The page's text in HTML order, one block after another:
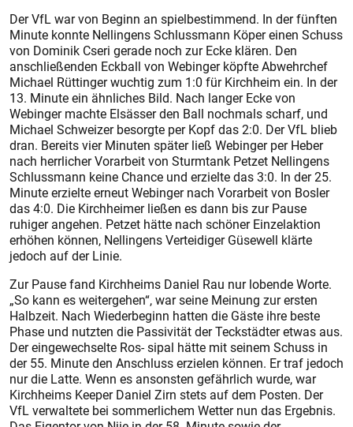
Der VfL war von Beginn an spielbestimmend. In der fünften
Minute konnte Nellingens Schlussmann Köper einen Schuss
von Dominik Cseri gerade noch zur Ecke klären. Den
anschließenden Eckball von Webinger köpfte Abwehrchef
Michael Rüttinger wuchtig zum 1:0 für Kirchheim ein. In der
13. Minute ein ähnliches Bild. Nach langer Ecke von
Webinger machte Elsässer den Ball nochmals scharf, und
Michael Schweizer besorgte per Kopf das 2:0. Der VfL blieb
dran. Bereits vier Minuten später ließ Webinger per Heber
nach herrlicher Vorarbeit von Sturmtank Petzet Nellingens
Schlussmann keine Chance und erzielte das 3:0. In der 25.
Minute erzielte erneut Webinger nach Vorarbeit von Bosler
das 4:0. Die Kirchheimer ließen es dann bis zur Pause
ruhiger angehen. Petzet hätte nach schöner Einzelaktion
erhöhen können, Nellingens Verteidiger Güsewell klärte
jedoch auf der Linie.
Zur Pause fand Kirchheims Daniel Rau nur lobende Worte.
„So kann es weitergehen“, war seine Meinung zur ersten
Halbzeit. Nach Wiederbeginn hatten die Gäste ihre beste
Phase und nutzten die Passivität der Teckstädter etwas aus.
Der eingewechselte Ros- sipal hätte mit seinem Schuss in
der 55. Minute den Anschluss erzielen können. Er traf jedoch
nur die Latte. Wenn es ansonsten gefährlich wurde, war
Kirchheims Keeper Daniel Zirn stets auf dem Posten. Der
VfL verwaltete bei sommerlichem Wetter nun das Ergebnis.